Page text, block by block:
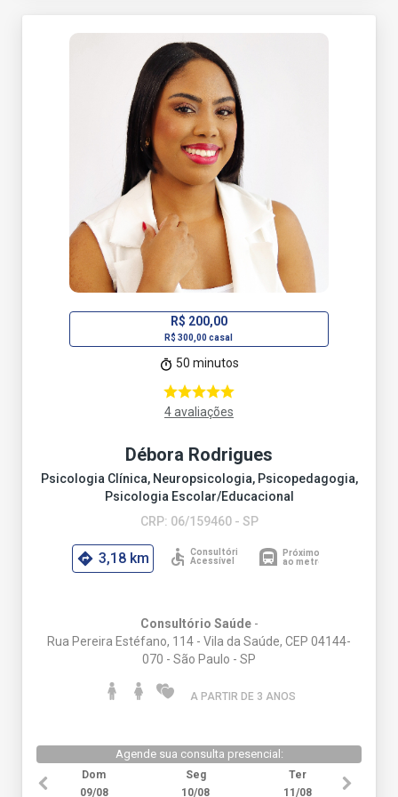
R$ 200,00
R$ 300,00 casal
50 minutos
4 avaliações
Débora Rodrigues
Psicologia Clínica, Neuropsicologia, Psicopedagogia,
Psicologia Escolar/Educacional
CRP: 06/159460 - SP
3,18 km
Consultório Saúde-
Rua Pereira Estéfano, 114 - Vila da Saúde, CEP 04144-
070 - São Paulo - SP
A PARTIR DE 3 ANOS
Agende sua consulta presencial:
Dom
09/08
Seg
10/08
Ter
11/08